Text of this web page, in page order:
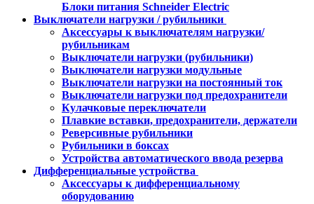
Блоки питания Schneider Electric
Выключатели нагрузки / рубильники
Аксессуары к выключателям нагрузки/
рубильникам
Выключатели нагрузки (рубильники)
Выключатели нагрузки модульные
Выключатели нагрузки на постоянный ток
Выключатели нагрузки под предохранители
Кулачковые переключатели
Плавкие вставки, предохранители, держатели
Реверсивные рубильники
Рубильники в боксах
Устройства автоматического ввода резерва
Дифференциальные устройства
Аксессуары к дифференциальному
оборудованию